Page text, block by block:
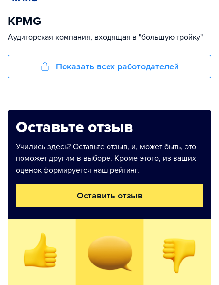
KPMG
Аудиторская компания, входящая в "большую тройку"
Показать всех работодателей
Оставьте отзыв
Учились здесь? Оставьте отзыв, и, может быть, это
поможет другим в выборе. Кроме этого, из ваших
оценок формируется наш рейтинг.
Оставить отзыв